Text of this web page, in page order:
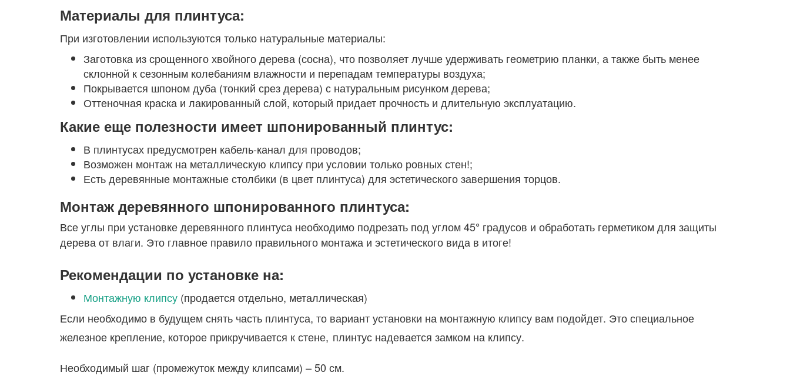
Материалы для плинтуса:
При изготовлении используются только натуральные материалы:
Заготовка из срощенного хвойного дерева (сосна), что позволяет лучше удерживать геометрию планки, а также быть менее
склонной к сезонным колебаниям влажности и перепадам температуры воздуха;
Покрывается шпоном дуба (тонкий срез дерева) с натуральным рисунком дерева;
Оттеночная краска и лакированный слой, который придает прочность и длительную эксплуатацию.
Какие еще полезности имеет шпонированный плинтус:
В плинтусах предусмотрен кабель-канал для проводов;
Возможен монтаж на металлическую клипсу при условии только ровных стен!;
Есть деревянные монтажные столбики (в цвет плинтуса) для эстетического завершения торцов.
Монтаж деревянного шпонированного плинтуса:
Все углы при установке деревянного плинтуса необходимо подрезать под углом 45° градусов и обработать герметиком для защиты
дерева от влаги. Это главное правило правильного монтажа и эстетического вида в итоге!
Рекомендации по установке на:
Монтажную клипсу (продается отдельно, металлическая)
Если необходимо в будущем снять часть плинтуса, то вариант установки на монтажную клипсу вам подойдет. Это специальное
железное крепление, которое прикручивается к стене, плинтус надевается замком на клипсу.
Необходимый шаг (промежуток между клипсами) – 50 см.